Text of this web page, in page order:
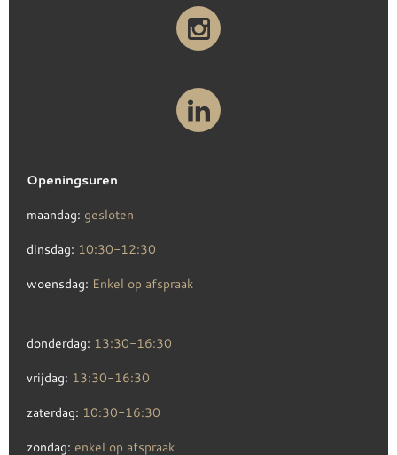
Openingsuren
maandag: gesloten
dinsdag: 10:30-12:30
woensdag: Enkel op afspraak
donderdag: 13:30-16:30
vrijdag: 13:30-16:30
zaterdag: 10:30-16:30
zondag: enkel op afspraak